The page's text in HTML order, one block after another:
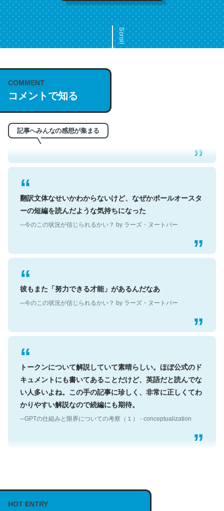
Scroll
COMMENT
コメントで知る
記事へみんなの感想が集まる
これは名文。彼はとてもクレバーなんだろうなと凄く思
う。英語少しでも読める人は原文もお勧め。自分はこの流
れ好き。Let’s Fucking Go. Then Covid hit. Shit.
─今のこの状況が信じられるかい？ by ラーズ・ヌートバー
翻訳文体なせいかわからないけど、なぜかポールオースタ
ーの短編を読んだような気持ちになった
─今のこの状況が信じられるかい？ by ラーズ・ヌートバー
彼もまた「努力できる才能」があるんだなあ
─今のこの状況が信じられるかい？ by ラーズ・ヌートバー
トークンについて解説していて素晴らしい。ほぼ公式のド
キュメントにも書いてあることだけど、英語だと読んでな
い人多いよね。この手の記事に珍しく、非常に正しくてわ
かりやすい解説なので続編にも期待。
─GPTの仕組みと限界についての考察（１） - conceptualization
説してる記事が少ないので貴重な良記事。/続編来た
https://isobe324649.hatenablog.com/entry/2023/03/27
HOT ENTRY